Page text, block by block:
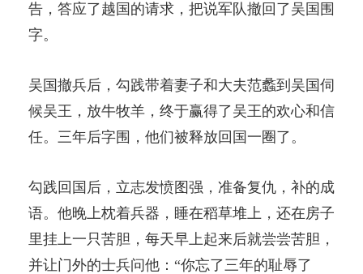
告，答应了越国的请求，把说军队撤回了吴国围
字。
吴国撤兵后，勾践带着妻子和大夫范蠡到吴国伺
候吴王，放牛牧羊，终于赢得了吴王的欢心和信
任。三年后字围，他们被释放回国一圈了。
勾践回国后，立志发愤图强，准备复仇，补的成
语。他晚上枕着兵器，睡在稻草堆上，还在房子
里挂上一只苦胆，每天早上起来后就尝尝苦胆，
并让门外的士兵问他：“你忘了三年的耻辱了